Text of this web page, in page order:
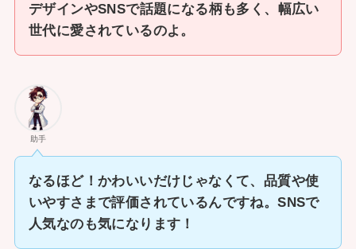
デザインやSNSで話題になる柄も多く、幅広い
世代に愛されているのよ。
助手
なるほど！かわいいだけじゃなくて、品質や使
いやすさまで評価されているんですね。SNSで
人気なのも気になります！